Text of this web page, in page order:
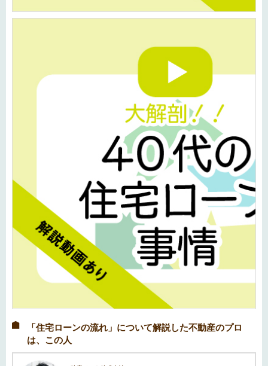
「住宅ローンの流れ」について解説した不動産のプロ
は、この人